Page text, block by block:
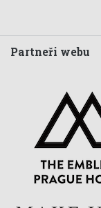
Partneři webu